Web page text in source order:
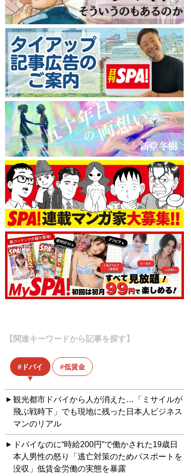
【関連キーワードから記事を探す】
ドバイ 低賃金
観光都市ドバイから人が消えた…「ミサイルが
飛ぶ戦時下」でも現地に残った日本人ビジネス
マンのリアル
ドバイなのに“時給200円”で働かされた19歳日
本人男性の怒り「逃亡対策のためパスポートを
没収」低賃金労働の実態を暴露